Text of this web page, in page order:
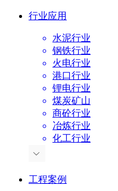
行业应用
水泥行业
钢铁行业
火电行业
港口行业
锂电行业
煤炭矿山
商砼行业
冶炼行业
化工行业
工程案例